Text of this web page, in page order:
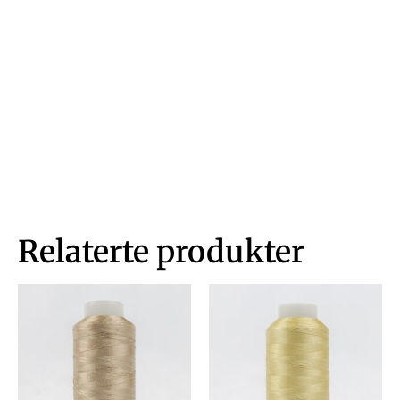
Relaterte produkter